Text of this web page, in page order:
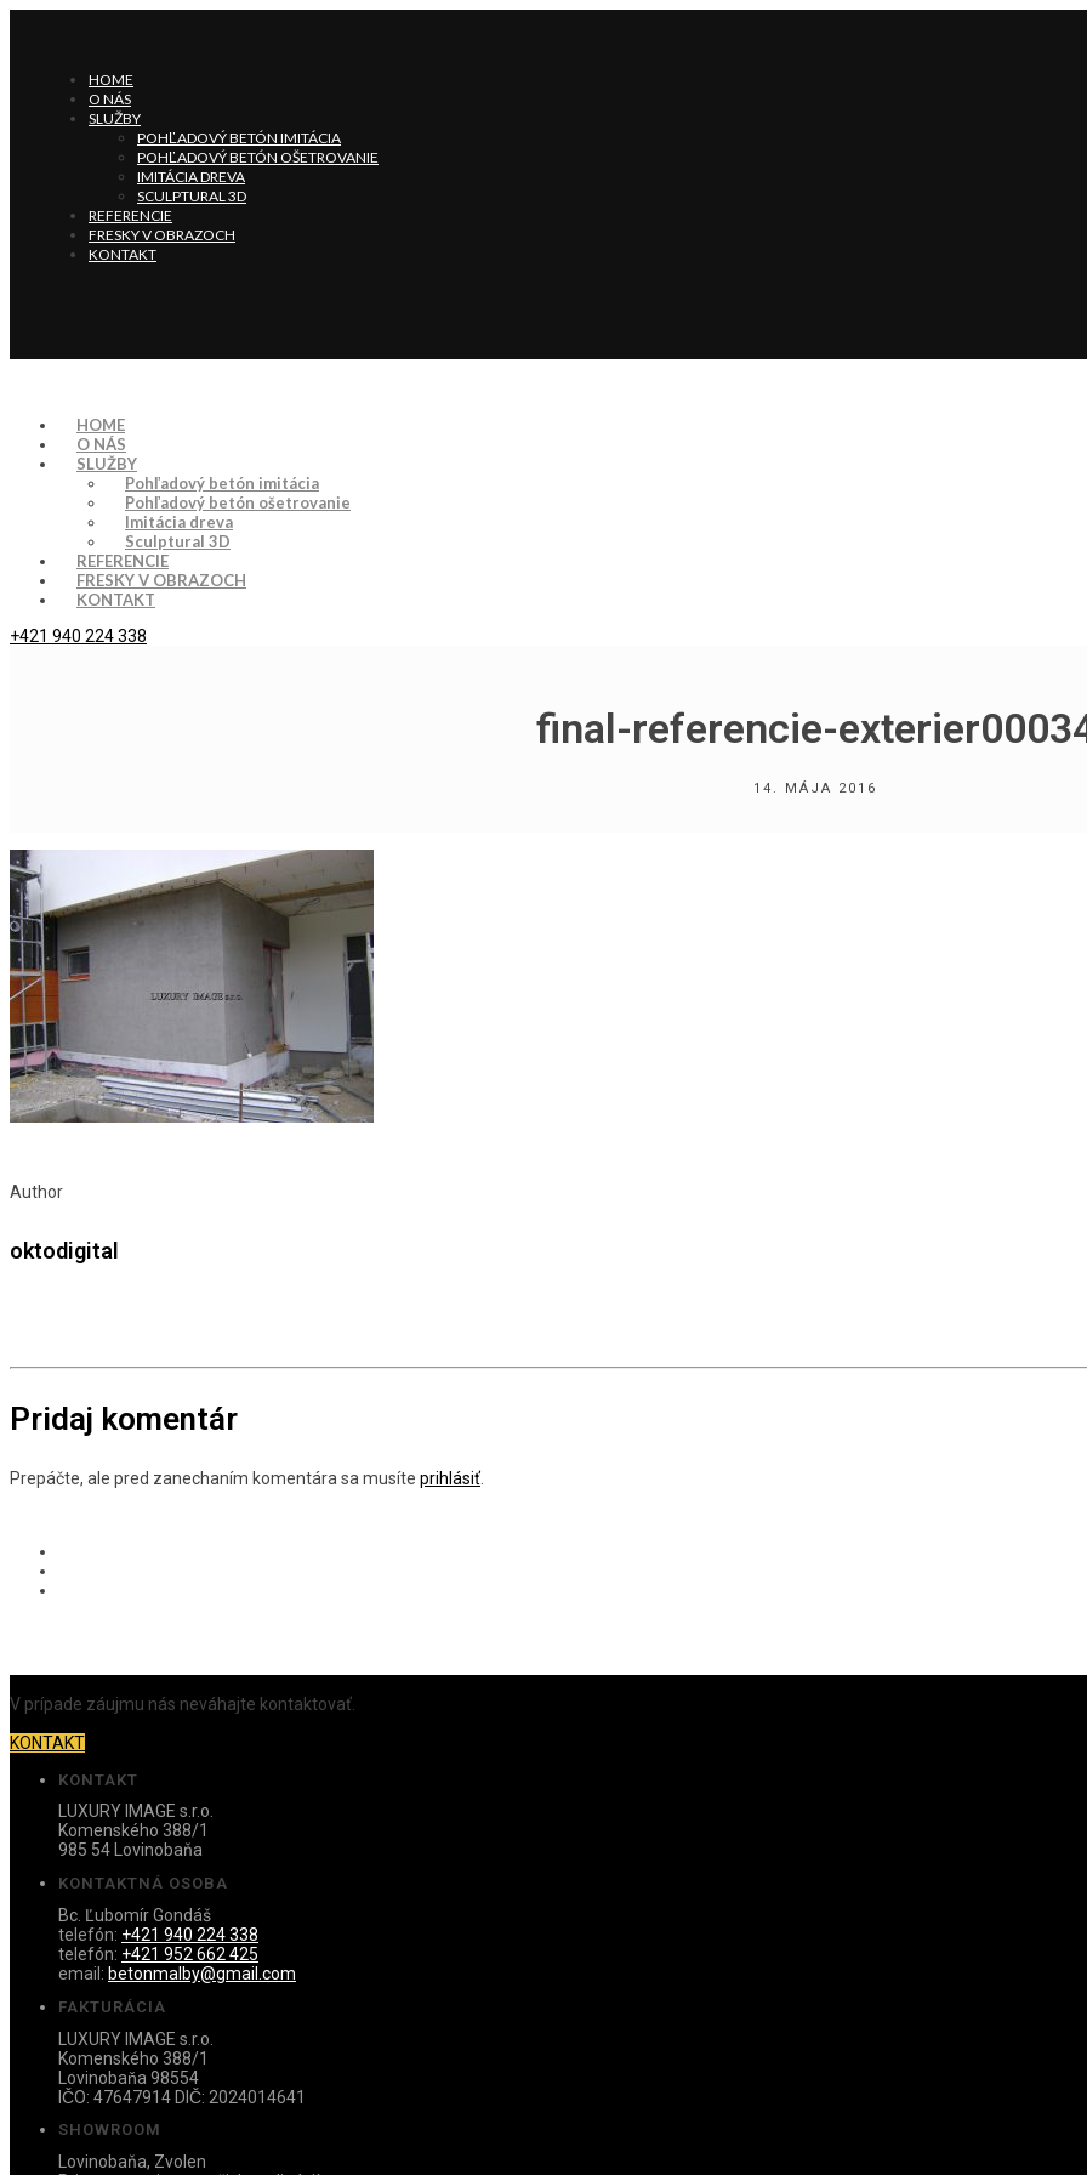
HOME
O NÁS
SLUŽBY
POHĽADOVÝ BETÓN IMITÁCIA
POHĽADOVÝ BETÓN OŠETROVANIE
IMITÁCIA DREVA
SCULPTURAL 3D
REFERENCIE
FRESKY V OBRAZOCH
KONTAKT
HOME
O NÁS
SLUŽBY
Pohľadový betón imitácia
Pohľadový betón ošetrovanie
Imitácia dreva
Sculptural 3D
REFERENCIE
FRESKY V OBRAZOCH
KONTAKT
+421 940 224 338
final-referencie-
14. MÁJA 2016
Author
oktodigital
Pridaj komentár
Prepáčte, ale pred zanechaním komentára sa musíte prihlásiť
V prípade záujmu nás neváhajte kontaktovať.
KONTAKT
KONTAKT
LUXURY IMAGE s.r.o.
Komenského 388/1
985 54 Lovinobaňa
KONTAKTNÁ OSOBA
Bc. Ľubomír Gondáš
telefón: +421 940 224 338
telefón: +421 952 662 425
email: betonmalby@gmail.com
FAKTURÁCIA
LUXURY IMAGE s.r.o.
Komenského 388/1
Lovinobaňa 98554
IČO: 47647914 DIČ: 2024014641
SHOWROOM
Lovinobaňa, Zvolen